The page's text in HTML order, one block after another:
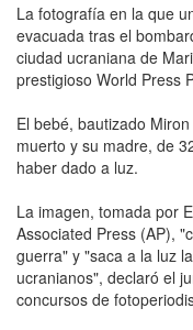
La fotografía en la que
evacuada tras el
ciudad ucraniana de
prestigioso World Press
El bebé, bautizado
muerto y su madre, de
haber dado a luz.
La imagen, tomada por
Associated Press (AP),
guerra" y "saca a la luz
ucranianos", declaró el
concursos de